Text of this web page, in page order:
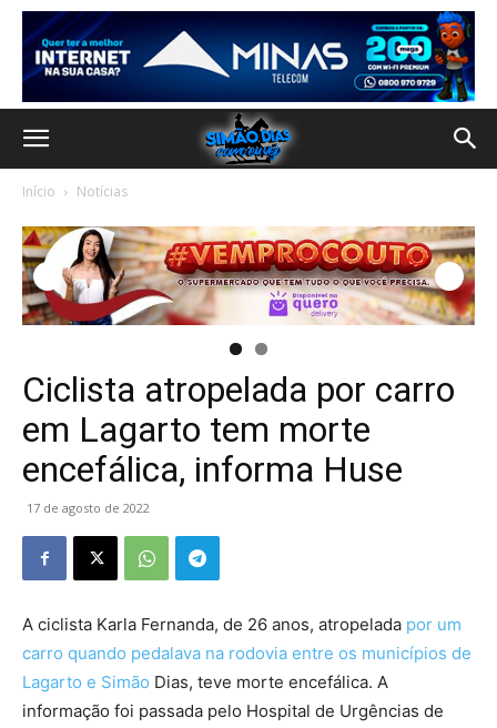
Início Notícias
Ciclista atropelada por carro
em Lagarto tem morte
encefálica, informa Huse
17 de agosto de 2022
A ciclista Karla Fernanda, de 26 anos, atropelada por um
carro quando pedalava na rodovia entre os municípios de
Lagarto e Simão Dias, teve morte encefálica. A
informação foi passada pelo Hospital de Urgências de